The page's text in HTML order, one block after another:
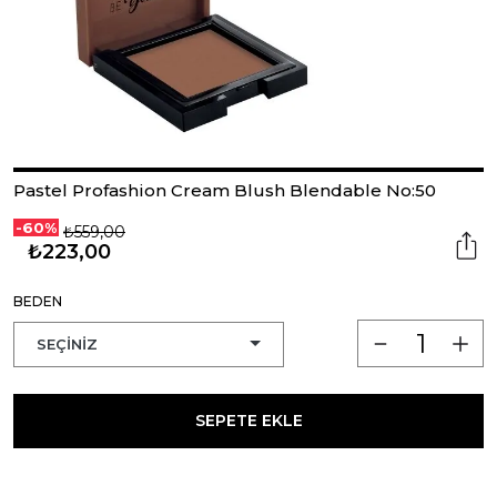
Pastel Profashion Cream Blush Blendable No:50
-60% ₺559,00
₺223,00
BEDEN
SEPETE EKLE